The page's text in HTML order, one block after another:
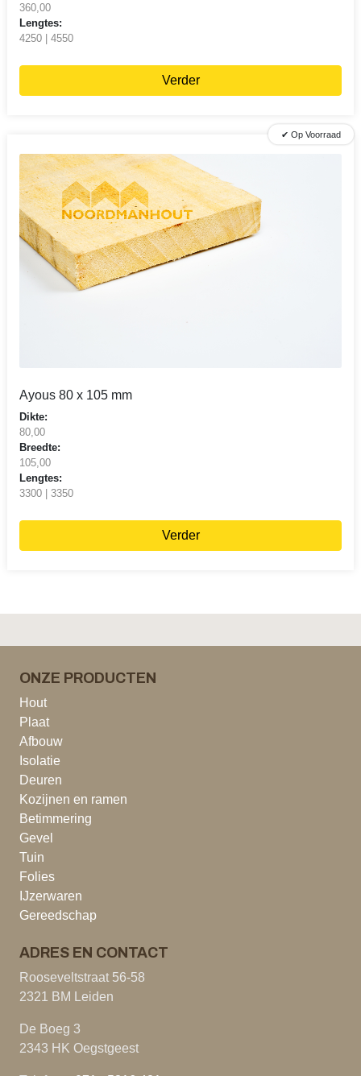
360,00
Lengtes:
4250 | 4550
Verder
✔ Op Voorraad
Ayous 80 x 105 mm
Dikte:
80,00
Breedte:
105,00
Lengtes:
3300 | 3350
Verder
ONZE PRODUCTEN
Hout
Plaat
Afbouw
Isolatie
Deuren
Kozijnen en ramen
Betimmering
Gevel
Tuin
Folies
IJzerwaren
Gereedschap
ADRES EN CONTACT
Rooseveltstraat 56-58
2321 BM Leiden
De Boeg 3
2343 HK Oegstgeest